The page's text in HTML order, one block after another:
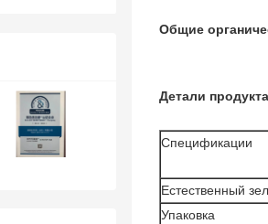
Общие
Детали продукта
Спецификации
Естественный
Упаковка